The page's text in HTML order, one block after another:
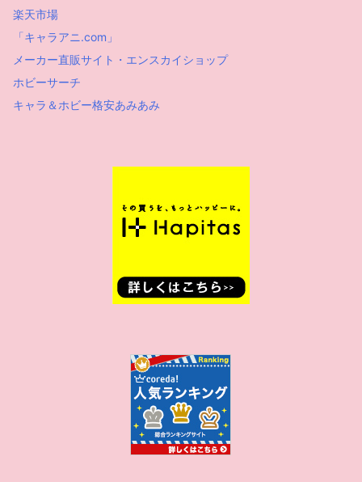
楽天市場
「キャラアニ.com」
メーカー直販サイト・エンスカイショップ
ホビーサーチ
キャラ＆ホビー格安あみあみ